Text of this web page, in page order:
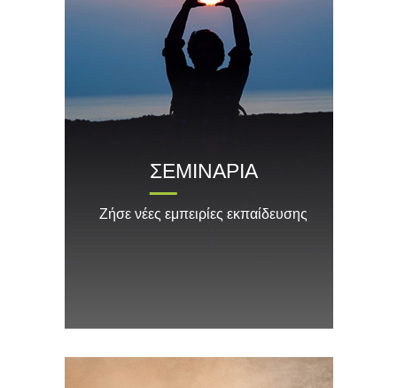
ΣΕΜΙΝΑΡΙΑ
Ζήσε νέες εμπειρίες εκπαίδευσης